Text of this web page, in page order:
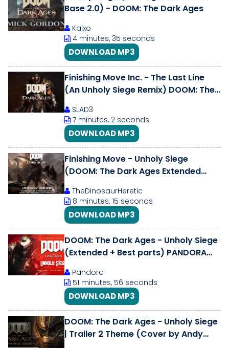
Base 2.0) - DOOM: The Dark Ages
Kaixo
4 minutes, 35 seconds
DOWNLOAD MP3
Finishing Move Inc. - The Last Line
(An Unholy Siege Remix) DOOM: The
SLAD3
7 minutes, 2 seconds
DOWNLOAD MP3
Finishing Move - Unholy Siege
(DOOM: The Dark Ages Extended
TheDinosaurHeretic
8 minutes, 15 seconds
DOWNLOAD MP3
DOOM: The Dark Ages - Unholy Siege
(Extended + Best parts) PANDORA
Pandora
51 minutes, 56 seconds
DOWNLOAD MP3
DOOM: The Dark Ages - Unholy Siege
| Trailer 2 Theme (Cover by Andy